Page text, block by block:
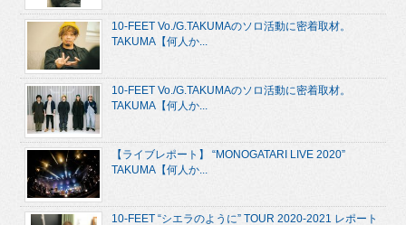
10-FEET Vo./G.TAKUMAのソロ活動に密着取材。
TAKUMA【何人か...
10-FEET Vo./G.TAKUMAのソロ活動に密着取材。
TAKUMA【何人か...
【ライブレポート】 “MONOGATARI LIVE 2020”
TAKUMA【何人か...
10-FEET “シエラのように” TOUR 2020-2021 レポート